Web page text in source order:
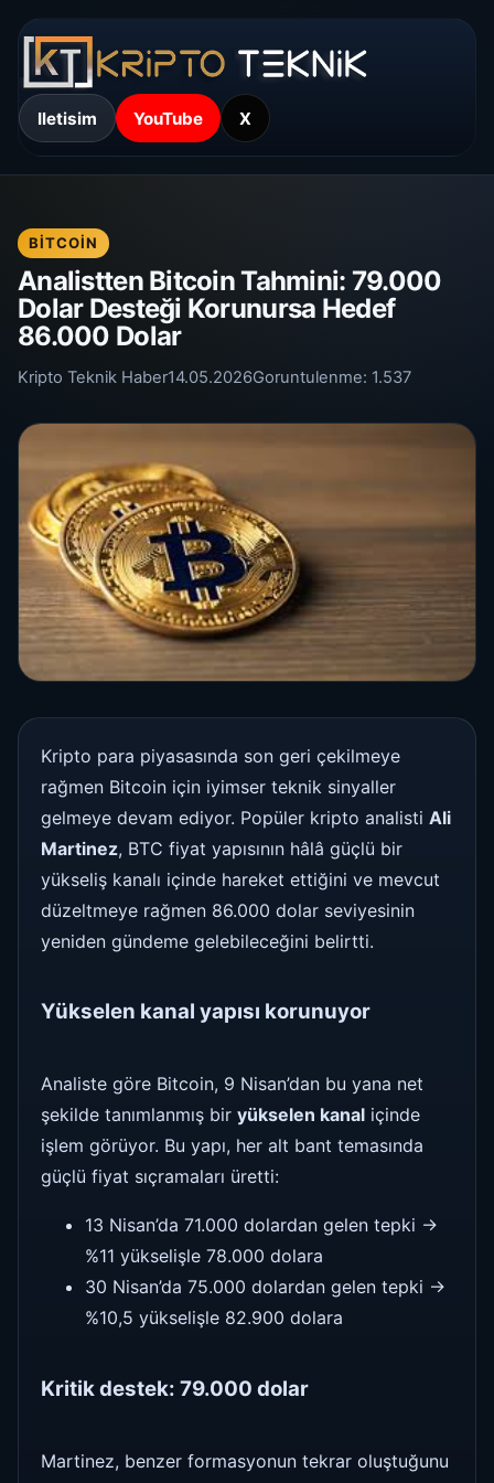
Iletisim YouTube X
BITCOIN
Analistten Bitcoin Tahmini: 79.000
Dolar Desteği Korunursa Hedef
86.000 Dolar
Kripto Teknik Haber14.05.2026Goruntulenme: 1.537
Kripto para piyasasında son geri çekilmeye
rağmen Bitcoin için iyimser teknik sinyaller
gelmeye devam ediyor. Popüler kripto analisti Ali
Martinez, BTC fiyat yapısının hâlâ güçlü bir
yükseliş kanalı içinde hareket ettiğini ve mevcut
düzeltmeye rağmen 86.000 dolar seviyesinin
yeniden gündeme gelebileceğini belirtti.
Yükselen kanal yapısı korunuyor
Analiste göre Bitcoin, 9 Nisan’dan bu yana net
şekilde tanımlanmış bir yükselen kanal içinde
işlem görüyor. Bu yapı, her alt bant temasında
güçlü fiyat sıçramaları üretti:
13 Nisan’da 71.000 dolardan gelen tepki →
%11 yükselişle 78.000 dolara
30 Nisan’da 75.000 dolardan gelen tepki →
%10,5 yükselişle 82.900 dolara
Kritik destek: 79.000 dolar
Martinez, benzer formasyonun tekrar oluştuğunu